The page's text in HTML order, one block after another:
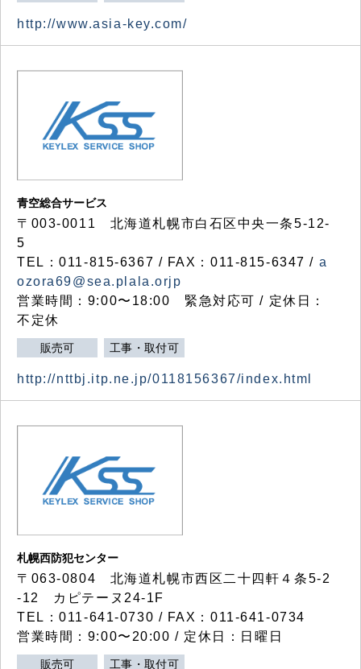
http://www.asia-key.com/
青空総合サービス
〒003-0011 北海道札幌市白石区中央一条5-12-
5
TEL：011-815-6367 / FAX：011-815-6347 / a
ozora69@sea.plala.orjp
営業時間：9:00〜18:00 緊急対応可 / 定休日：
不定休
販売可 工事・取付可
http://nttbj.itp.ne.jp/0118156367/index.html
札幌西防犯センター
〒063-0804 北海道札幌市西区二十四軒４条5-2
-12 カピテーヌ24-1F
TEL：011-641-0730 / FAX：011-641-0734
営業時間：9:00〜20:00 / 定休日：日曜日
販売可 工事・取付可